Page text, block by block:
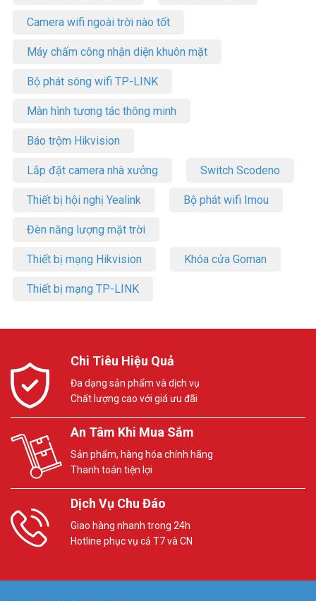
Camera wifi ngoài trời nào tốt
Máy chấm công nhận diện khuôn mặt
Bộ phát sóng wifi TP-LINK
Màn hình tương tác thông minh
Báo trộm Hikvision
Lắp đặt camera nhà xưởng Switch Scodeno
Thiết bị hội nghị Yealink Bộ phát wifi Imou
Đèn năng lượng mặt trời
Thiết bị mạng Hikvision Khóa cửa Goman
Thiết bị mạng TP-LINK
Chi Tiêu Hiệu Quả
Đa dạng sản phẩm và dịch vụ
Chất lượng cao với giá ưu đãi
An Tâm Khi Mua Sắm
Sản phẩm, hàng hóa chính hãng
Thanh toán tiện lợi
Dịch Vụ Chu Đáo
Giao hàng nhanh trong 24h
Hotline phục vụ cả T7 và CN